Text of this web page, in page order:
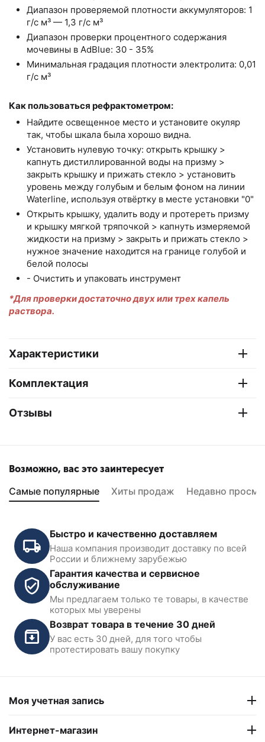
Диапазон проверяемой плотности аккумуляторов: 1
г/с м³ — 1,3 г/с м³
Диапазон проверки процентного содержания
мочевины в AdBlue: 30 - 35%
Минимальная градация плотности электролита: 0,01
г/с м³
Как пользоваться рефрактометром:
Найдите освещенное место и установите окуляр
так, чтобы шкала была хорошо видна.
Установить нулевую точку: открыть крышку >
капнуть дистиллированной воды на призму >
закрыть крышку и прижать стекло > установить
уровень между голубым и белым фоном на линии
Waterline, используя отвёртку в месте установки "0"
Открыть крышку, удалить воду и протереть призму
и крышку мягкой тряпочкой > капнуть измеряемой
жидкости на призму > закрыть и прижать стекло >
нужное значение находится на границе голубой и
белой полосы
- Очистить и упаковать инструмент
*Для проверки достаточно двух или трех капель
раствора.
Характеристики
Комплектация
Отзывы
Возможно, вас это заинтересует
Самые популярные Хиты продаж Недавно
Быстро и качественно доставляем
Наша компания производит доставку по всей
России и ближнему зарубежью
Гарантия качества и сервисное
обслуживание
Мы предлагаем только те товары, в качестве
которых мы уверены
Возврат товара в течение 30 дней
У вас есть 30 дней, для того чтобы
протестировать вашу покупку
Моя учетная запись
Интернет-магазин